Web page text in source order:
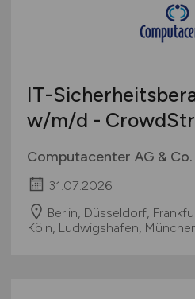
IT-
w/m/d -
Computacenter AG &
31.07.2026
Berlin, Düsseldorf,
Köln, Ludwigshafen,